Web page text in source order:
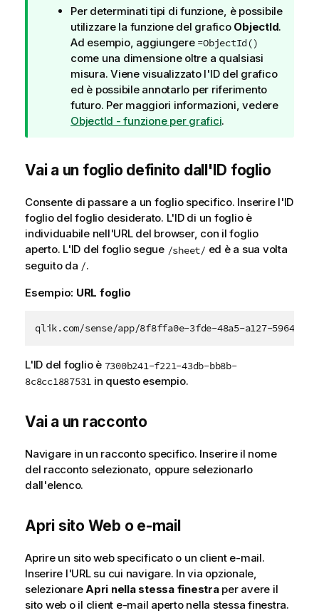
o
Per determinati tipi di funzione, è possibile
utilizzare la funzione del grafico ObjectId.
Ad esempio, aggiungere =ObjectId()
come una dimensione oltre a qualsiasi
misura. Viene visualizzato l'ID del grafico
ed è possibile annotarlo per riferimento
futuro. Per maggiori informazioni, vedere
ObjectId - funzione per grafici.
Vai a un foglio definito dall'ID foglio
Consente di passare a un foglio specifico. Inserire l'ID
foglio del foglio desiderato. L'ID di un foglio è
individuabile nell'URL del browser, con il foglio
aperto. L'ID del foglio segue /sheet/ ed è a sua volta
seguito da /.
Esempio: URL foglio
qlik.com/sense/app/8f8ffa0e-3fde-48a5-a127-
L'ID del foglio è 7300b241-f221-43db-bb8b-
8c8cc1887531 in questo esempio.
Vai a un racconto
Navigare in un racconto specifico. Inserire il nome
del racconto selezionato, oppure selezionarlo
dall'elenco.
Apri sito Web o e-mail
Aprire un sito web specificato o un client e-mail.
Inserire l'URL su cui navigare. In via opzionale,
selezionareApri nella stessa finestraper avere il
sito web o il client e-mail aperto nella stessa finestra.